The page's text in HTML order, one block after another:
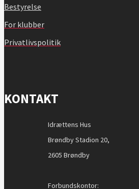
Bestyrelse
For klubber
Privatlivspolitik
KONTAKT
Idrættens Hus
Brøndby Stadion 20,
2605 Brøndby
Forbundskontor: